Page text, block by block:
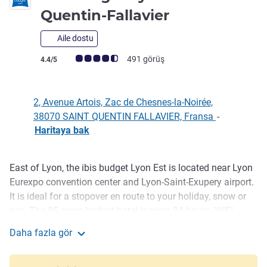
Quentin-Fallavier
Aile dostu
Avis müşterileri puanı (ALL Puanlama)
4.4/5 491 görüş
2, Avenue Artois, Zac de Chesnes-la-Noirée,
38070 SAINT QUENTIN FALLAVIER, Fransa -
Haritaya bak
Açıklama
East of Lyon, the ibis budget Lyon Est is located near Lyon
Eurexpo convention center and Lyon-Saint-Exupery airport.
It is ideal for a stopover en route to your holiday, snow or
satellite TV and individual air conditioning. Closed, free car
park. An ideal hotel to discover Lyon and its surroundings
Daha fazla gör